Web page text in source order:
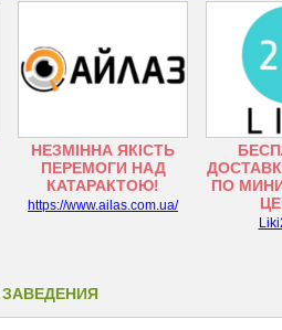
НЕЗМІННА ЯКІСТЬ
ПЕРЕМОГИ НАД
КАТАРАКТОЮ!
https://www.ailas.com.ua/
ПО